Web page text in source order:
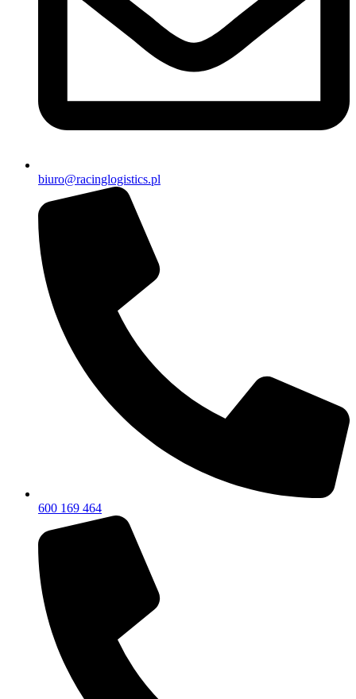
biuro@racinglogistics.pl
600 169 464